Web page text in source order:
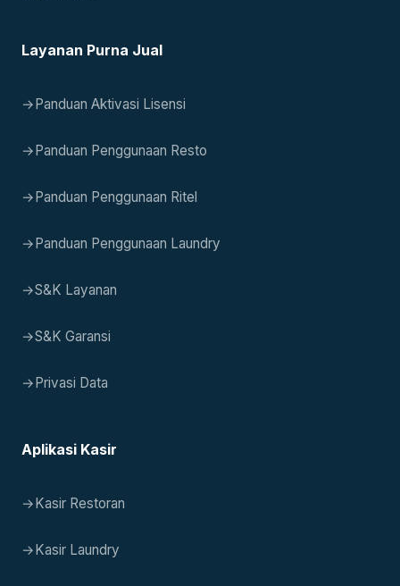
Layanan Purna Jual
→Panduan Aktivasi Lisensi
→Panduan Penggunaan Resto
→Panduan Penggunaan Ritel
→Panduan Penggunaan Laundry
→S&K Layanan
→S&K Garansi
→Privasi Data
Aplikasi Kasir
→Kasir Restoran
→Kasir Laundry